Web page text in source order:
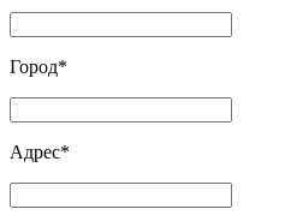
Город*
Адрес*